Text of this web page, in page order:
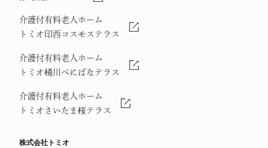
介護付有料老人ホーム
トミオ印西コスモステラス
介護付有料老人ホーム
トミオ桶川べにばなテラス
介護付有料老人ホーム
トミオさいたま桜テラス
株式会社トミオ